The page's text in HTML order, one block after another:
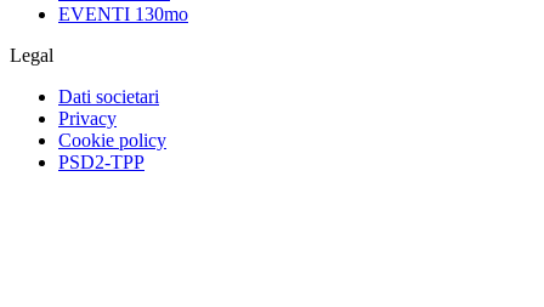
EVENTI 130mo
Legal
Dati societari
Privacy
Cookie policy
PSD2-TPP